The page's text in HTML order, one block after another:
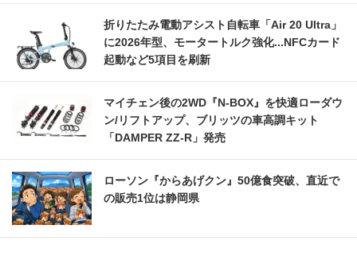
折りたたみ電動アシスト自転車「Air 20 Ultra」
に2026年型、モータートルク強化...NFCカード
起動など5項目を刷新
マイチェン後の2WD『N-BOX』を快適ローダウ
ン/リフトアップ、ブリッツの車高調キット
「DAMPER ZZ-R」発売
ローソン『からあげクン』50億食突破、直近で
の販売1位は静岡県